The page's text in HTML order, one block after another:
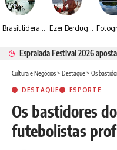
Brasil lidera crescimento entre os 15 maiores mercados globais de viagens corporativas Ezer Berdugo transforma experiências multiculturais e memórias em narrativas visuais por meio da fotografia
Cultura e Negócios> Destaque> Os
DESTAQUE ESPORTE
Os bastidores
futebolistas